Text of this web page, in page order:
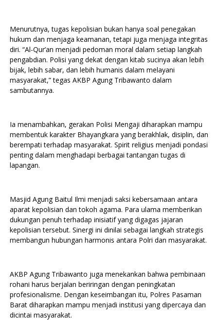
Menurutnya, tugas kepolisian bukan hanya soal penegakan
hukum dan menjaga keamanan, tetapi juga menjaga integritas
diri. “Al-Qur’an menjadi pedoman moral dalam setiap langkah
pengabdian. Polisi yang dekat dengan kitab sucinya akan lebih
bijak, lebih sabar, dan lebih humanis dalam melayani
masyarakat,” tegas AKBP Agung Tribawanto dalam
sambutannya.
Ia menambahkan, gerakan Polisi Mengaji diharapkan mampu
membentuk karakter Bhayangkara yang berakhlak, disiplin, dan
berempati terhadap masyarakat. Spirit religius menjadi pondasi
penting dalam menghadapi berbagai tantangan tugas di
lapangan.
Masjid Agung Baitul Ilmi menjadi saksi kebersamaan antara
aparat kepolisian dan tokoh agama. Para ulama memberikan
dukungan penuh terhadap inisiatif yang digagas jajaran
kepolisian tersebut. Sinergi ini dinilai sebagai langkah strategis
membangun hubungan harmonis antara Polri dan masyarakat.
AKBP Agung Tribawanto juga menekankan bahwa pembinaan
rohani harus berjalan beriringan dengan peningkatan
profesionalisme. Dengan keseimbangan itu, Polres Pasaman
Barat diharapkan mampu menjadi institusi yang dipercaya dan
dicintai masyarakat.